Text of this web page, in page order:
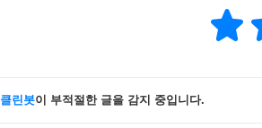
클린봇이 부적절한 글을 감지 중입니다.